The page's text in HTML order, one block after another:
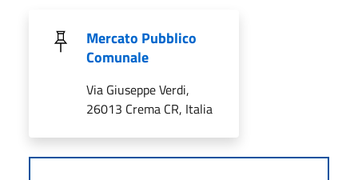
Mercato Pubblico
Comunale
Via Giuseppe Verdi,
26013 Crema CR, Italia